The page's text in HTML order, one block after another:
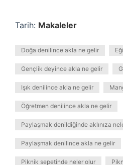
Tarih: Makaleler
Doğa denilince akla ne gelir
Gençlik deyince akla ne gelir
Işık denilince akla ne gelir
Öğretmen denilince akla ne gelir
Paylaşmak denildiğinde aklınıza
Paylaşmak denilince akla ne gelir
Piknik sepetinde neler olur